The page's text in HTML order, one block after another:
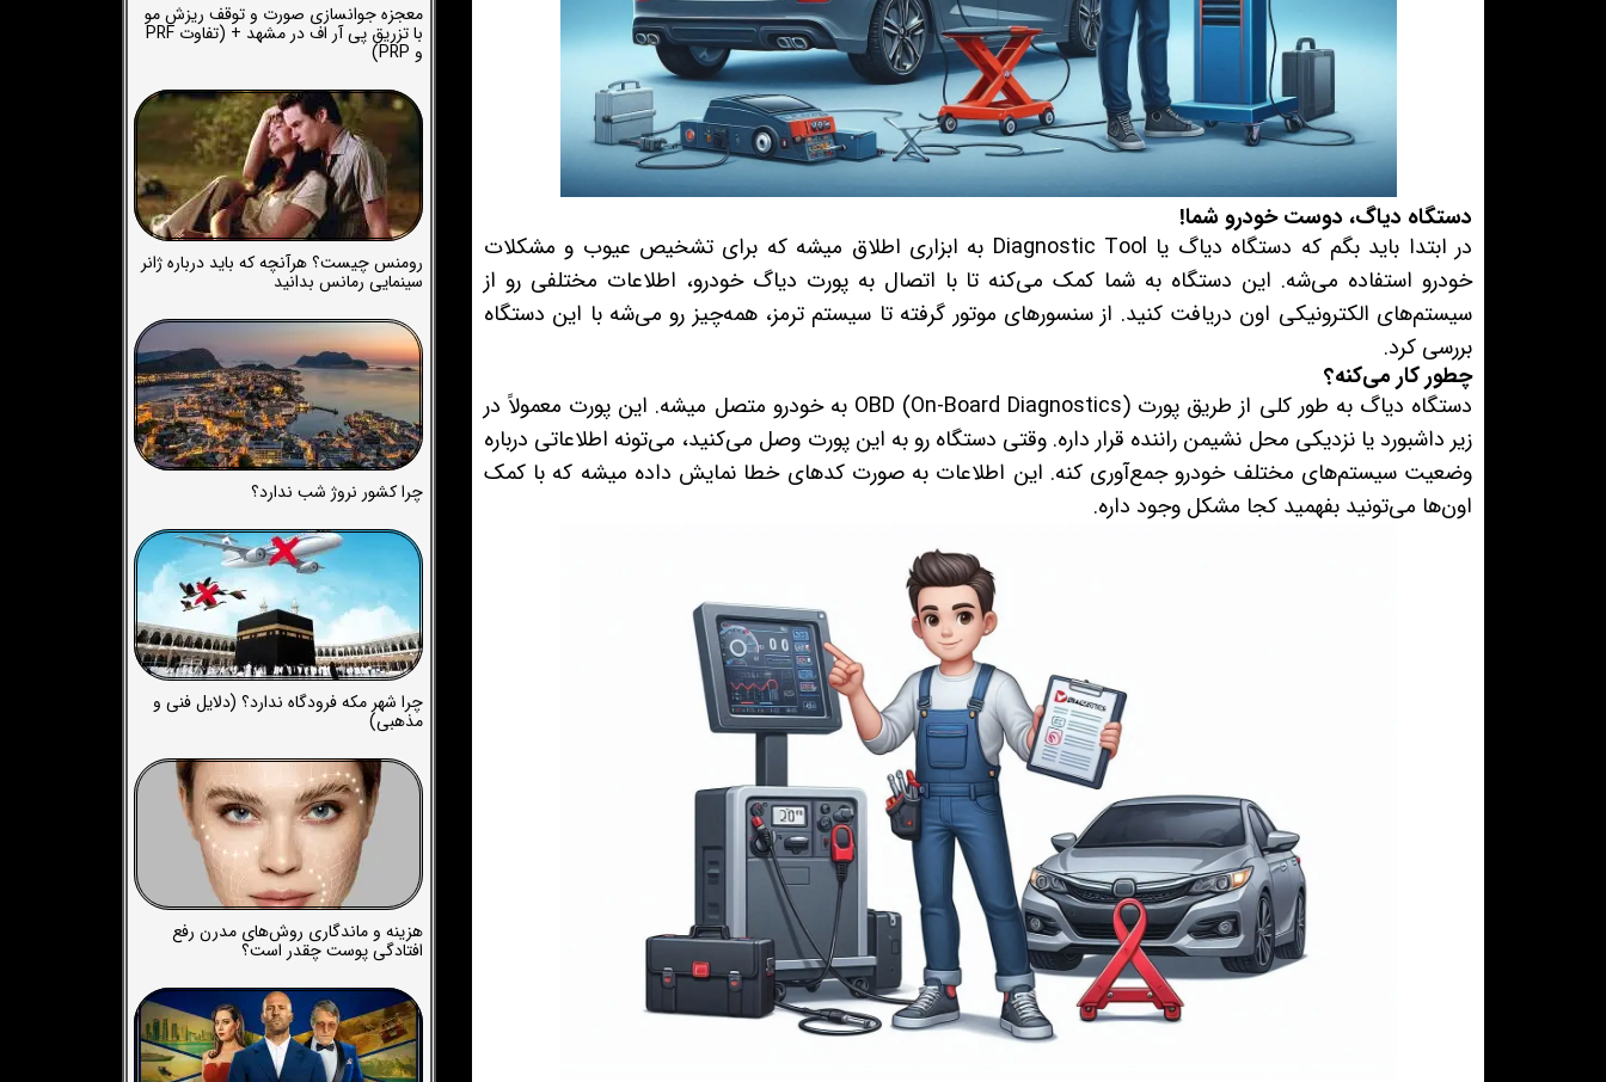
دستگاه دیاگ، دوست خودرو شما!
در ابتدا باید بگم که دستگاه دیاگ یا Diagnostic Tool به ابزاری اطلاق میشه که برای تشخیص عیوب و مشکلات
خودرو استفاده می‌شه. این دستگاه به شما کمک می‌کنه تا با اتصال به پورت دیاگ خودرو، اطلاعات مختلفی رو از
سیستم‌های الکترونیکی اون دریافت کنید. از سنسورهای موتور گرفته تا سیستم ترمز، همه‌چیز رو می‌شه با این دستگاه
بررسی کرد.
چطور کار می‌کنه؟
دستگاه دیاگ به طور کلی از طریق پورت OBD (On-Board Diagnostics) به خودرو متصل میشه. این پورت معمولاً در
زیر داشبورد یا نزدیکی محل نشیمن راننده قرار داره. وقتی دستگاه رو به این پورت وصل می‌کنید، می‌تونه اطلاعاتی درباره
وضعیت سیستم‌های مختلف خودرو جمع‌آوری کنه. این اطلاعات به صورت کدهای خطا نمایش داده میشه که با کمک
اون‌ها می‌تونید بفهمید کجا مشکل وجود داره.
معجزه جوانسازی صورت و توقف ریزش مو
با تزریق پی آر اف در مشهد + (تفاوت PRF
و PRP)
رومنس چیست؟ هرآنچه که باید درباره ژانر
سینمایی رمانس بدانید
چرا کشور نروژ شب ندارد؟
چرا شهر مکه فرودگاه ندارد؟ (دلایل فنی و
مذهبی)
هزینه و ماندگاری روش‌های مدرن رفع
افتادگی پوست چقدر است؟